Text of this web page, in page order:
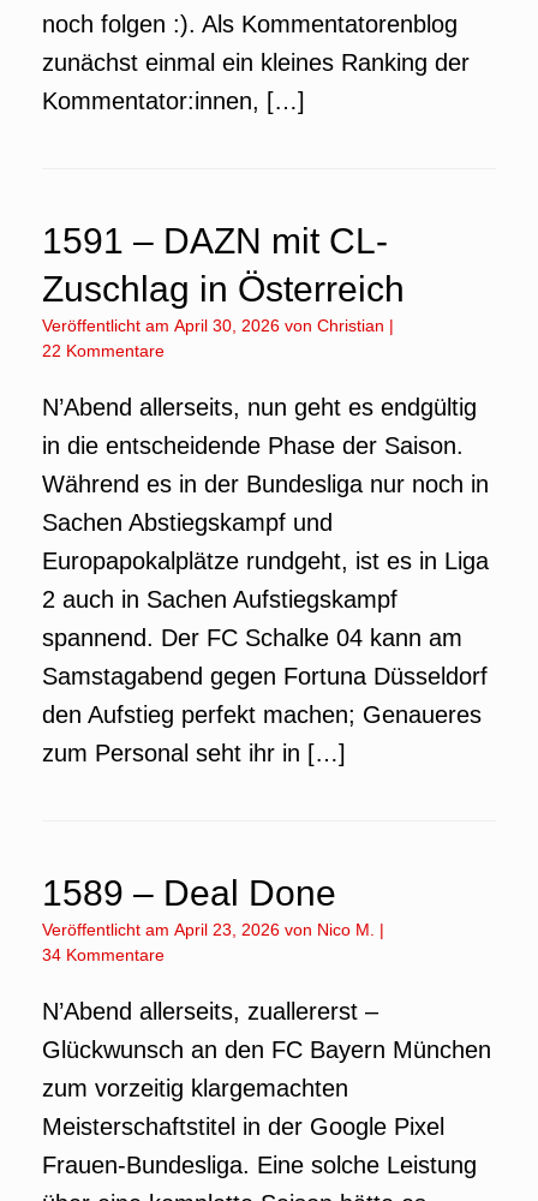
noch folgen :). Als Kommentatorenblog
zunächst einmal ein kleines Ranking der
Kommentator:innen, […]
1591 – DAZN mit CL-
Zuschlag in Österreich
Veröffentlicht am April 30, 2026 von Christian |
22 Kommentare
N’Abend allerseits, nun geht es endgültig
in die entscheidende Phase der Saison.
Während es in der Bundesliga nur noch in
Sachen Abstiegskampf und
Europapokalplätze rundgeht, ist es in Liga
2 auch in Sachen Aufstiegskampf
spannend. Der FC Schalke 04 kann am
Samstagabend gegen Fortuna Düsseldorf
den Aufstieg perfekt machen; Genaueres
zum Personal seht ihr in […]
1589 – Deal Done
Veröffentlicht am April 23, 2026 von Nico M.
|
34 Kommentare
N’Abend allerseits, zuallererst –
Glückwunsch an den FC Bayern München
zum vorzeitig klargemachten
Meisterschaftstitel in der Google Pixel
Frauen-Bundesliga. Eine solche Leistung